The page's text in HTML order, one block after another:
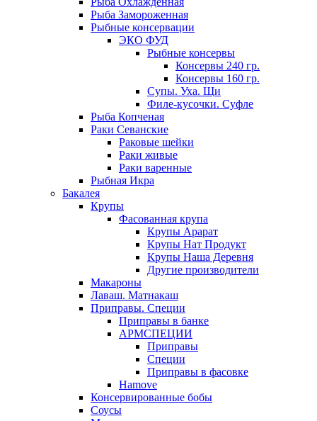
Рыба Замороженная
Рыбные консервации
ЭКО ФУД
Рыбные консервы
Консервы 240 гр.
Консервы 160 гр.
Супы. Уха. Щи
Филе-кусочки. Суфле
Рыба Копченая
Раки Севанские
Раковые шейки
Раки живые
Раки варенные
Рыбная Икра
Бакалея
Крупы
Фасованная крупа
Крупы Арарат
Крупы Нат Продукт
Крупы Наша Деревня
Другие производители
Макароны
Лаваш. Матнакаш
Приправы. Специи
Приправы в банке
АРМСПЕЦИИ
Приправы
Специи
Приправы в фасовке
Hamove
Консервированные бобы
Соусы